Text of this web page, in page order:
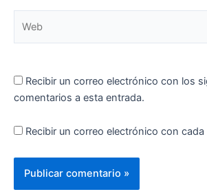
Recibir un correo electrónico con los
comentarios a esta entrada.
Recibir un correo electrónico con